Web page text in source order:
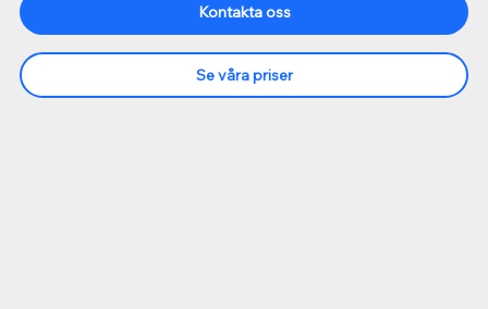
Kontakta oss
Se våra priser